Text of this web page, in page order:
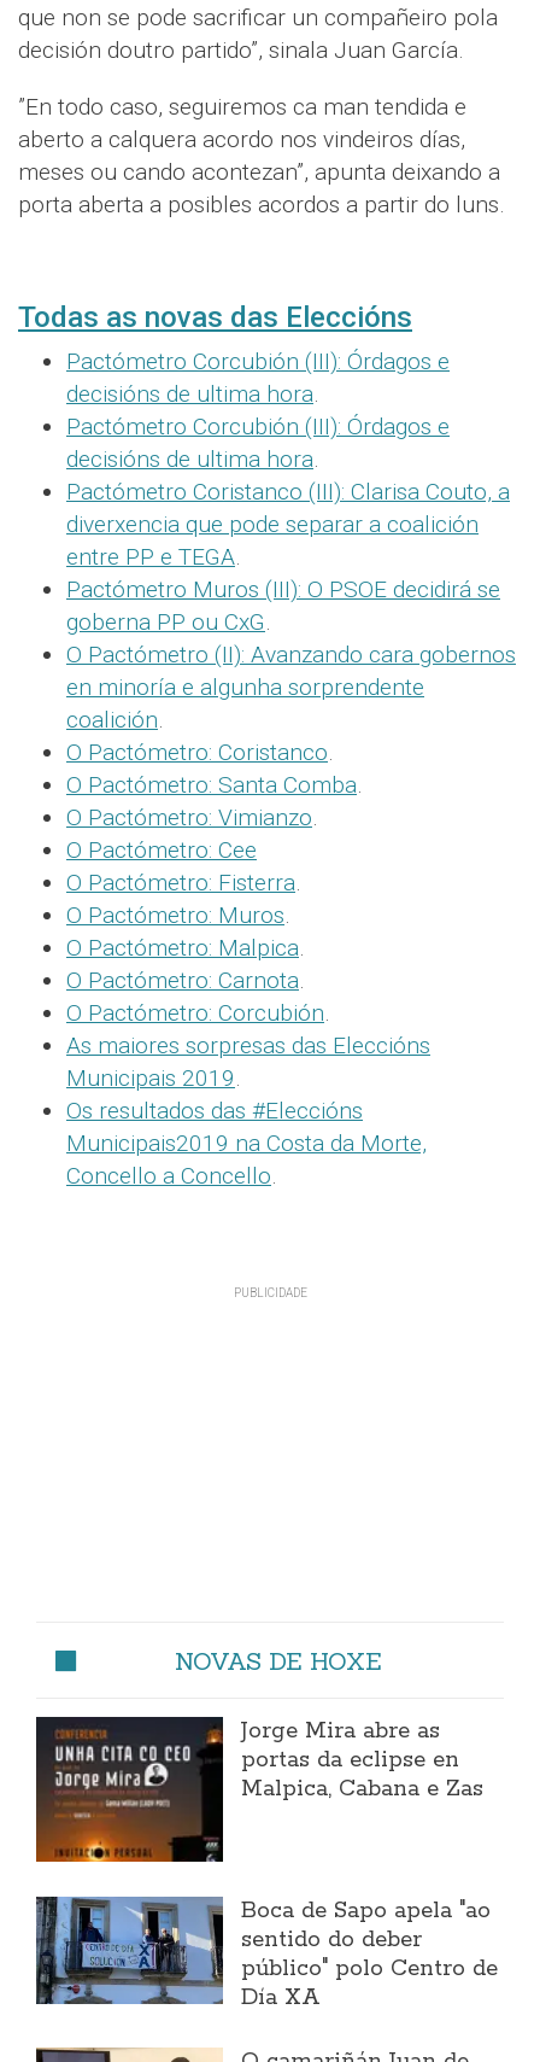
que non se pode sacrificar un compañeiro pola
decisión doutro partido”, sinala Juan García.
”En todo caso, seguiremos ca man tendida e
aberto a calquera acordo nos vindeiros días,
meses ou cando acontezan”, apunta deixando a
porta aberta a posibles acordos a partir do luns.
Todas as novas das Eleccións
Pactómetro Corcubión (III): Órdagos e
decisións de ultima hora.
Pactómetro Corcubión (III): Órdagos e
decisións de ultima hora.
Pactómetro Coristanco (III): Clarisa Couto, a
diverxencia que pode separar a coalición
entre PP e TEGA.
Pactómetro Muros (III): O PSOE decidirá se
goberna PP ou CxG.
O Pactómetro (II): Avanzando cara gobernos
en minoría e algunha sorprendente
coalición.
O Pactómetro: Coristanco.
O Pactómetro: Santa Comba.
O Pactómetro: Vimianzo.
O Pactómetro: Cee
O Pactómetro: Fisterra.
O Pactómetro: Muros.
O Pactómetro: Malpica.
O Pactómetro: Carnota.
O Pactómetro: Corcubión.
As maiores sorpresas das Eleccións
Municipais 2019.
Os resultados das #Eleccións
Municipais2019 na Costa da Morte,
Concello a Concello.
NOVAS DE HOXE
Jorge Mira abre as
portas da eclipse en
Malpica, Cabana e Zas
Boca de Sapo apela "ao
sentido do deber
público" polo Centro de
Día XA